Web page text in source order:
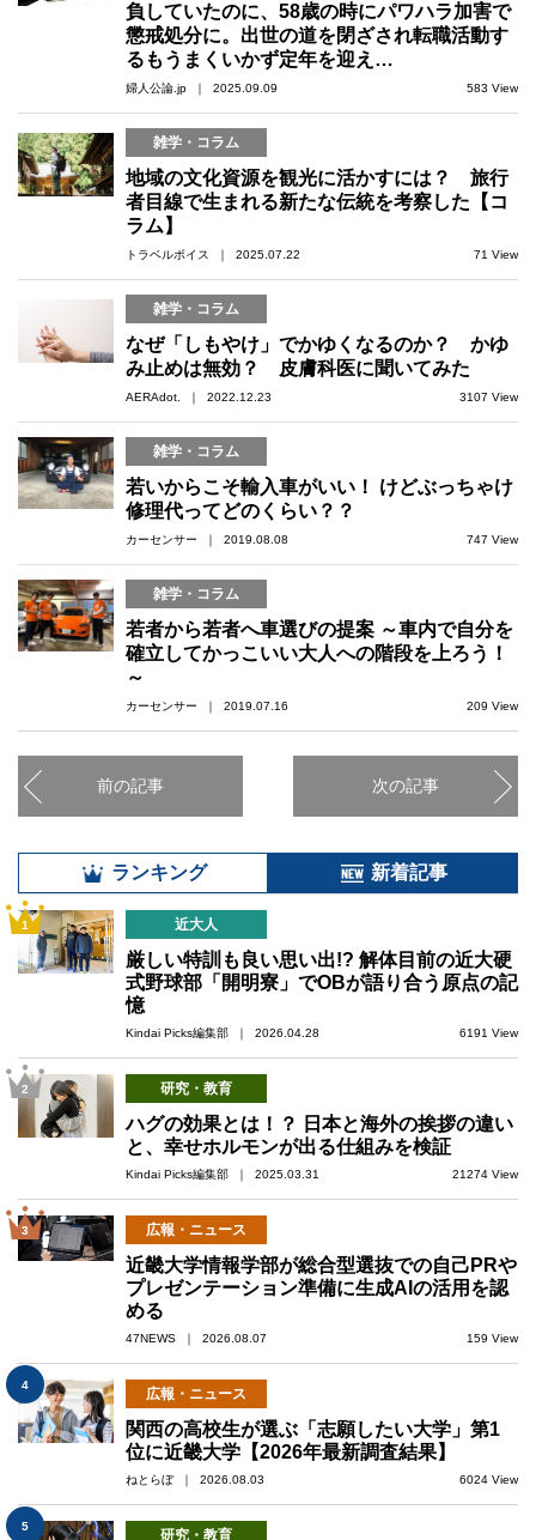
負していたのに、58歳の時にパワハラ加害で
懲戒処分に。出世の道を閉ざされ転職活動す
るもうまくいかず定年を迎え…
婦人公論.jp ｜ 2025.09.09 583 View
雑学・コラム
地域の文化資源を観光に活かすには？ 旅行
者目線で生まれる新たな伝統を考察した【コ
ラム】
トラベルボイス ｜ 2025.07.22 71 View
雑学・コラム
なぜ「しもやけ」でかゆくなるのか？ かゆ
み止めは無効？ 皮膚科医に聞いてみた
AERAdot. ｜ 2022.12.23 3107 View
雑学・コラム
若いからこそ輸入車がいい！ けどぶっちゃけ
修理代ってどのくらい？？
カーセンサー ｜ 2019.08.08 747 View
雑学・コラム
若者から若者へ車選びの提案 ～車内で自分を
確立してかっこいい大人への階段を上ろう！
～
カーセンサー ｜ 2019.07.16 209 View
前の記事 次の記事
ランキング 新着記事
1 近大人
厳しい特訓も良い思い出!? 解体目前の近大硬
式野球部「開明寮」でOBが語り合う原点の記
憶
Kindai Picks編集部 ｜ 2026.04.28 6191 View
2 研究・教育
ハグの効果とは！？ 日本と海外の挨拶の違い
と、幸せホルモンが出る仕組みを検証
Kindai Picks編集部 ｜ 2025.03.31 21274 View
3 広報・ニュース
近畿大学情報学部が総合型選抜での自己PRや
プレゼンテーション準備に生成AIの活用を認
める
47NEWS ｜ 2026.08.07 159 View
4
広報・ニュース
関西の高校生が選ぶ「志願したい大学」第1
位に近畿大学【2026年最新調査結果】
ねとらぼ ｜ 2026.08.03 6024 View
5
研究・教育